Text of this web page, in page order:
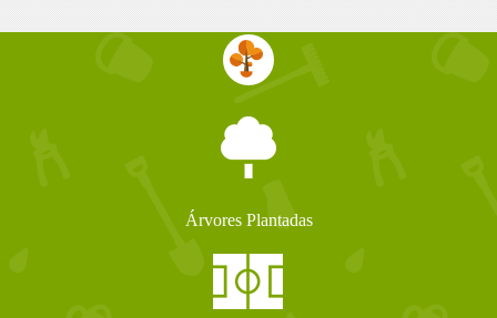
Árvores Plantadas